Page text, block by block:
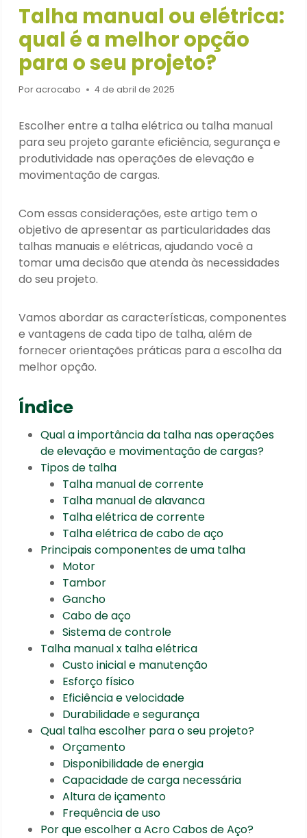
Talha manual ou elétrica:
qual é a melhor opção
para o seu projeto?
Poracrocabo 4 de abril de 2025
Escolher entre a talha elétrica ou talha manual
para seu projeto garante eficiência, segurança e
produtividade nas operações de elevação e
movimentação de cargas.
Com essas considerações, este artigo tem o
objetivo de apresentar as particularidades das
talhas manuais e elétricas, ajudando você a
tomar uma decisão que atenda às necessidades
do seu projeto.
Vamos abordar as características, componentes
e vantagens de cada tipo de talha, além de
fornecer orientações práticas para a escolha da
melhor opção.
Índice
Qual a importância da talha nas operações
de elevação e movimentação de cargas?
Tipos de talha
Talha manual de corrente
Talha manual de alavanca
Talha elétrica de corrente
Talha elétrica de cabo de aço
Principais componentes de uma talha
Motor
Tambor
Gancho
Cabo de aço
Sistema de controle
Talha manual x talha elétrica
Custo inicial e manutenção
Esforço físico
Eficiência e velocidade
Durabilidade e segurança
Qual talha escolher para o seu projeto?
Orçamento
Disponibilidade de energia
Capacidade de carga necessária
Altura de içamento
Frequência de uso
Por que escolher a Acro Cabos de Aço?